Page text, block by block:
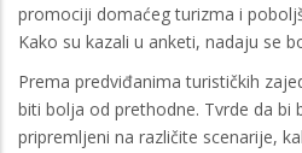
promociji domaćeg turizma i
Kako su kazali u anketi, nadaju se
Prema predviđanima turističkih
biti bolja od prethodne. Tvrde da bi
pripremljeni na različite scenarije,